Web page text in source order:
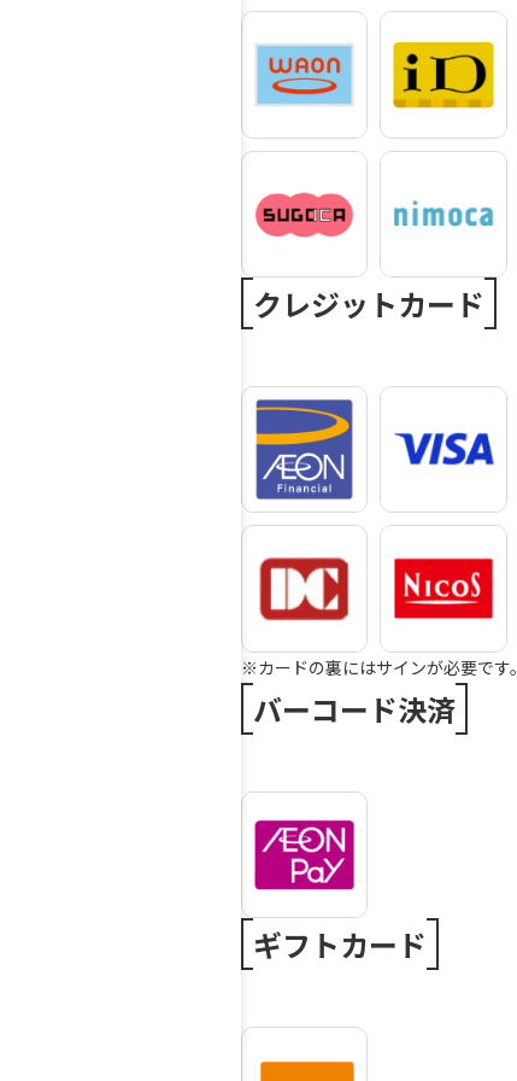
クレジットカード
※カードの裏にはサインが必要です。
バーコード決済
ギフトカード